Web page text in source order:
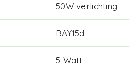
50W verlichting
BAY15d
5 Watt